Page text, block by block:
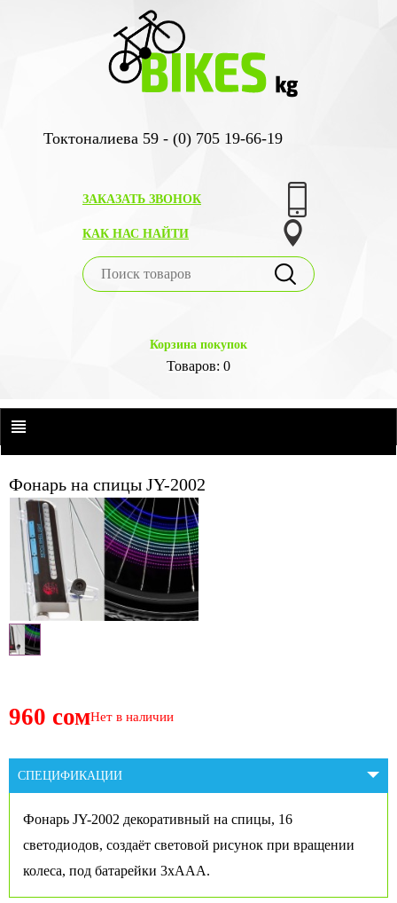
Токтоналиева 59 - (0) 705 19-66-19
ЗАКАЗАТЬ ЗВОНОК
КАК НАС НАЙТИ
Корзина покупок
Товаров: 0
Фонарь на спицы JY-2002
960 сомНет в наличии
СПЕЦИФИКАЦИИ
Фонарь JY-2002 декоративный на спицы, 16
светодиодов, создаёт световой рисунок при вращении
колеса, под батарейки 3хААА.